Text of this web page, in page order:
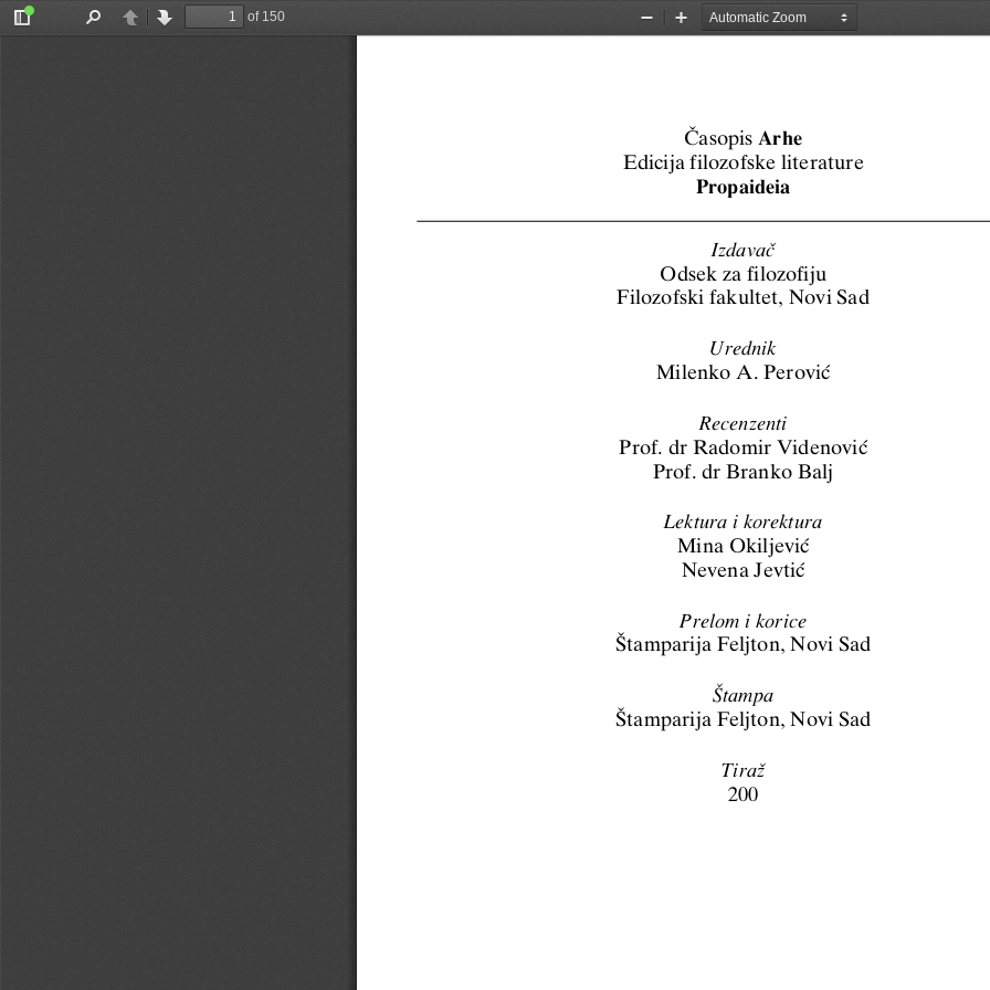
Toggle
PreviousNext
of 150
Zoom
Zoom
^asopis Arhe
Edicija filozofske lit er a ture
Propaideia
Izdava~
Odsek za filozofiju
Filozofski fakultet, Novi Sad
Urednik
Milenko A. Perovi}
Recenzenti
Prof. dr Radomir Videnovi}
Prof. dr Branko Balj
Lektura i korektura
Mina Okiljevi}
Nevena Jevti}
Prelom i korice
[tamparija Feljton, Novi Sad
[tam pa
[tamparija Feljton, Novi Sad
Tira`
200